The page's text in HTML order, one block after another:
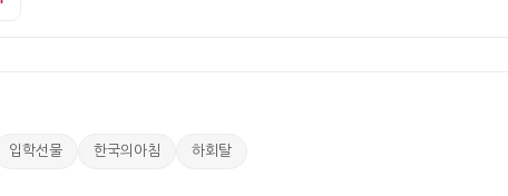
입학선물 한국의아침 하회탈